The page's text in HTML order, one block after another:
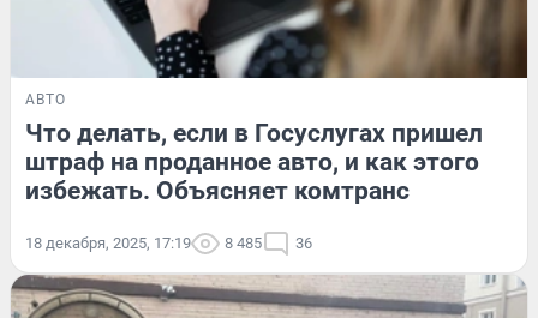
АВТО
Что делать, если в Госуслугах пришел
штраф на проданное авто, и как этого
избежать. Объясняет комтранс
18 декабря, 2025, 17:19 8 485 36